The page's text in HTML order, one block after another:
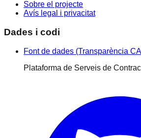
Sobre el projecte
Avís legal i privacitat
Dades i codi
Font de dades (Transparència
Plataforma de Serveis de